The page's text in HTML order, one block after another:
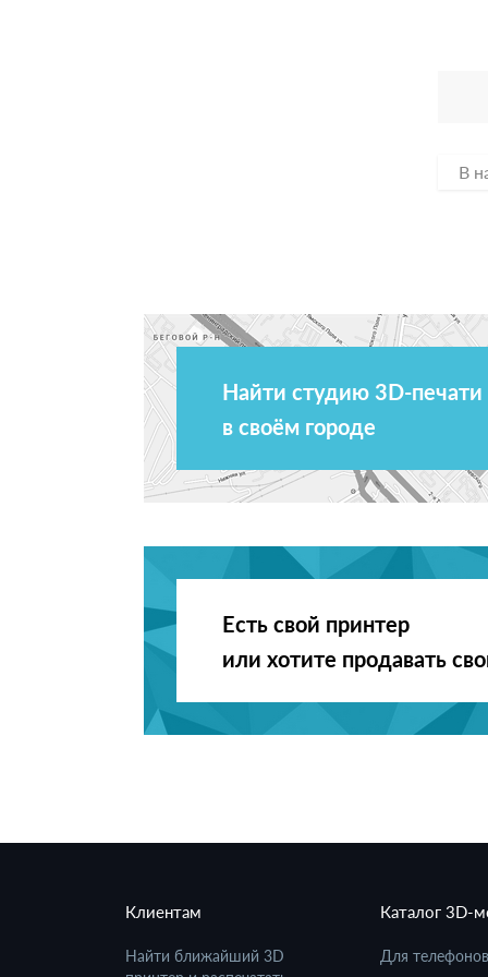
В
Найти студию 3D-печати
в своём городе
Есть свой принтер
или хотите продавать
Клиентам
Найти ближайший 3D
Каталог 3D-
Для телефонов